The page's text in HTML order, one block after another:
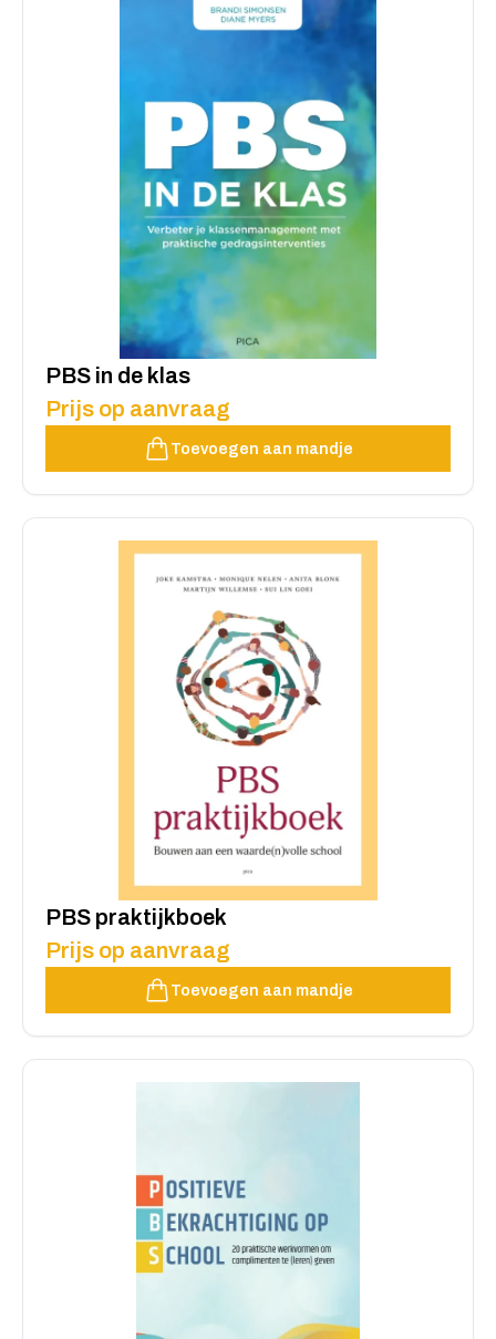
PBS in de klas
Prijs op aanvraag
Toevoegen aan mandje
PBS praktijkboek
Prijs op aanvraag
Toevoegen aan mandje